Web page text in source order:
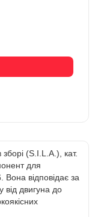
(S.I.L.A.), кат.
для
відповідає за
від двигуна до